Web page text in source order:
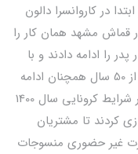
در کاروانسرا دالون
قماش مشهد همان کار را
را ادامه دادند و با
فروش انواع روفرشی و حوله، شغل پدر بعد از 50 سال همچنان ادامه
دارد. حال فرزندان برای ارائه خدمات بهتر در شرایط کرونایی سال 1400
کردند تا مشتریان
غیر حضوری منسوجات